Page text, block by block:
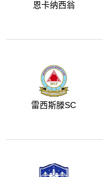
恩卡纳西翁
雷西斯滕SC